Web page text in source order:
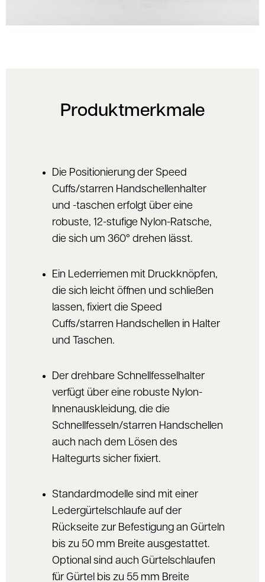
Produktmerkmale
Die Positionierung der Speed ​​
Cuffs/starren Handschellenhalter
und -taschen erfolgt über eine
robuste, 12-stufige Nylon-Ratsche,
die sich um 360° drehen lässt.
Ein Lederriemen mit Druckknöpfen,
die sich leicht öffnen und schließen
lassen, fixiert die Speed ​​
Cuffs/starren Handschellen in Halter
und Taschen.
Der drehbare Schnellfesselhalter
verfügt über eine robuste Nylon-
Innenauskleidung, die die
Schnellfesseln/starren Handschellen
auch nach dem Lösen des
Haltegurts sicher fixiert.
Standardmodelle sind mit einer
Ledergürtelschlaufe auf der
Rückseite zur Befestigung an Gürteln
bis zu 50 mm Breite ausgestattet.
Optional sind auch Gürtelschlaufen
für Gürtel bis zu 55 mm Breite